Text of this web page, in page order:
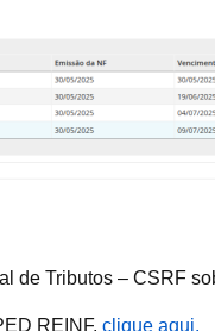
de Tributos – CSRF
REINF, clique aqui.